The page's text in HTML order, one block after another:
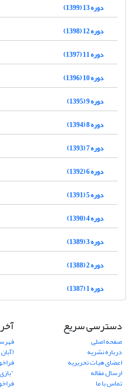
دوره 13 (1399)
دوره 12 (1398)
دوره 11 (1397)
دوره 10 (1396)
دوره 9 (1395)
دوره 8 (1394)
دوره 7 (1393)
دوره 6 (1392)
دوره 5 (1391)
دوره 4 (1390)
دوره 3 (1389)
دوره 2 (1388)
دوره 1 (1387)
دسترسی سریع
صفحه اصلی
درباره نشریه
اعضای هیات تحریریه
ارسال مقاله
تماس با ما
(آبان 1394)